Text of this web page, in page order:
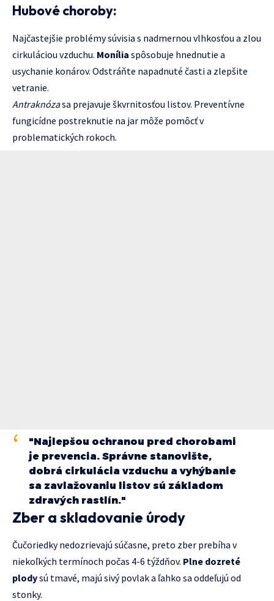
Hubové choroby:
Najčastejšie problémy súvisia s nadmernou vlhkosťou a zlou
cirkuláciou vzduchu. Monília spôsobuje hnednutie a
usychanie konárov. Odstráňte napadnuté časti a zlepšite
vetranie.
Antraknózasa prejavuje škvrnitosťou listov. Preventívne
fungicídne postreknutie na jar môže pomôcť v
problematických rokoch.
"Najlepšou ochranou pred chorobami
je prevencia. Správne stanovište,
dobrá cirkulácia vzduchu a vyhýbanie
sa zavlažovaniu listov sú základom
zdravých rastlín."
Zber a skladovanie úrody
Čučoriedky nedozrievajú súčasne, preto zber prebíha v
niekoľkých termínoch počas 4-6 týždňov. Plne dozreté
plodysú tmavé, majú sivý povlak a ľahko sa oddeľujú od
stonky.